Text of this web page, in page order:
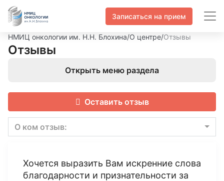
Записаться на прием
НМИЦ онкологии им. Н.Н. Блохина/О центре/Отзывы
Отзывы
Открыть меню раздела
Оставить отзыв
О ком отзыв:
Хочется выразить Вам искренние слова
благодарности и признательности за